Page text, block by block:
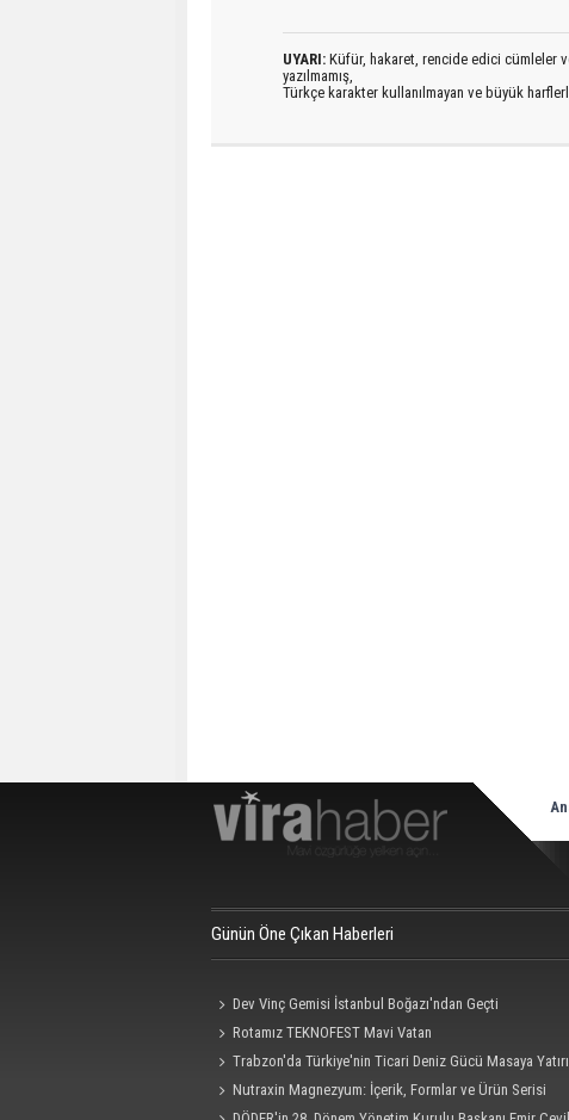
UYARI: Küfür, hakaret, rencide edici cümleler
yazılmamış,
Türkçe karakter kullanılmayan ve büyük
Günün Öne Çıkan Haberleri
Dev Vinç Gemisi İstanbul Boğazı'ndan Geçti
Rotamız TEKNOFEST Mavi Vatan
Trabzon'da Türkiye'nin Ticari Deniz Gücü Masaya
Nutraxin Magnezyum: İçerik, Formlar ve Ürün Serisi